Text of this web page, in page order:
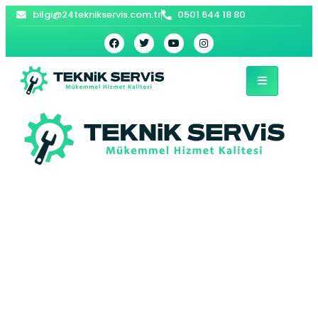
bilgi@24teknikservis.com.tr 0501 644 18 80